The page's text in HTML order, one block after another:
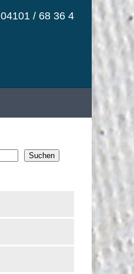
04101 / 68 36 4
Suchen